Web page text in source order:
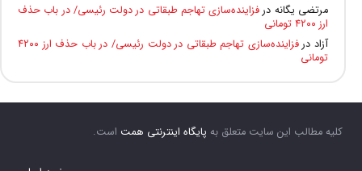
مرتضی یگانه درفزاینده‌سازی تهاجم طبقاتی در دولت رئیسی/ در باب حذف
ارز ۴۲۰۰ تومانی
آزاددر
فزاینده‌سازی تهاجم طبقاتی در دولت رئیسی/ در باب حذف ارز ۴۲۰۰
تومانی
کلیه مطالب این سایت متعلق به پایگاه اینترنتی همت است.